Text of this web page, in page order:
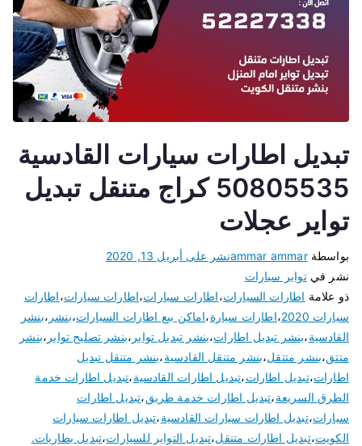
تبديل اطارات سيارات القادسية
50805535 كراج متنقل تبديل
تواير عجلات
بواسطةammar ammarنشر على أبريل 13, 2020
نشر فيتواير سيارات
ذو علامة اطارات السيارات،اطارات سبارات،اطارات سيارات،اطارات
سيارات 2020
،اطارات سيارة،اماكن بيع اطارات السيارات،بنشر ،بنشر
القادسية،بنشر تبديل اطارات،بنشر تبديل تواير ،بنشر تصليح تواير ،بنشر
متتق،بنشر متتقل،بنشر متنقل القادسية،بنشر متنقل تبديل
اطارات،تبديل اطارات،تبديل اطارات القادسية،تبديل اطارات خدمة
الطرق السريعة،تبديل اطارات خدمة طريق،تبديل اطارات
سيارات،تبديل اطارات سيارات القادسية،تبديل اطارات سيارات
الكويت،تبديل اطارات متنقل،تبديل التواير للسيارات،تبديل بطاريات.